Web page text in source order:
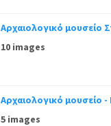
Αρχαιολογικό μουσείο
10 images
Αρχαιολογικό μουσείο -
5 images